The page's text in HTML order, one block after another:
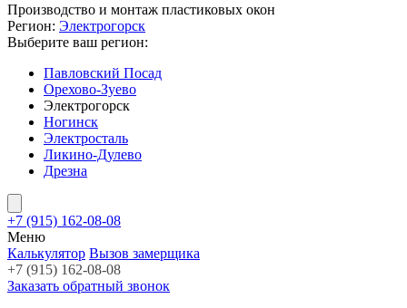
Производство и монтаж пластиковых окон
Регион: Электрогорск
Выберите ваш регион:
Павловский Посад
Орехово-Зуево
Электрогорск
Ногинск
Электросталь
Ликино-Дулево
Дрезна
+7 (915) 162-08-08
Меню
Калькулятор Вызов замерщика
+7 (915) 162-08-08
Заказать обратный звонок